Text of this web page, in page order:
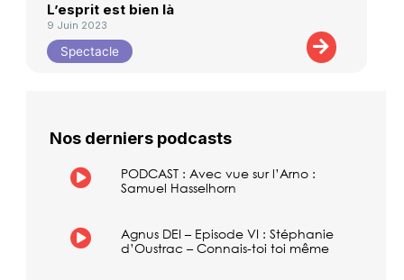
L’esprit est bien là
9 Juin 2023
Spectacle
Nos derniers podcasts
PODCAST : Avec vue sur l’Arno :
Samuel Hasselhorn
Agnus DEI – Episode VI : Stéphanie
d’Oustrac – Connais-toi toi même